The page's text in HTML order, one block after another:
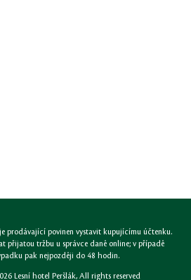
prodávající povinen vystavit kupujícímu účtenku.
přijatou tržbu u správce daně online; v případě
pak nejpozději do 48 hodin.
Lesní hotel Peršlák, All rights reserved